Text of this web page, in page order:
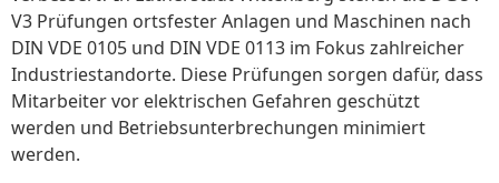
V3 Prüfungen ortsfester Anlagen und Maschinen nach
DIN VDE 0105 und DIN VDE 0113 im Fokus zahlreicher
Industriestandorte. Diese Prüfungen sorgen dafür, dass
Mitarbeiter vor elektrischen Gefahren geschützt
werden und Betriebsunterbrechungen minimiert
werden.